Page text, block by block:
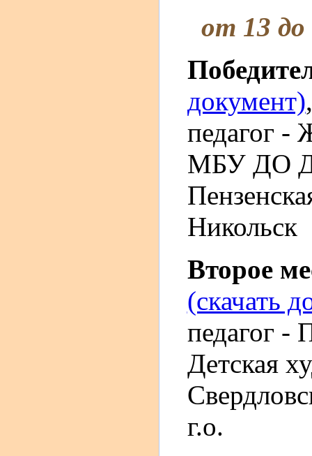
от 13 до
документ)
педагог -
МБУ ДО
Никольск
Второе
(скачать
педагог -
Детская
г.о.